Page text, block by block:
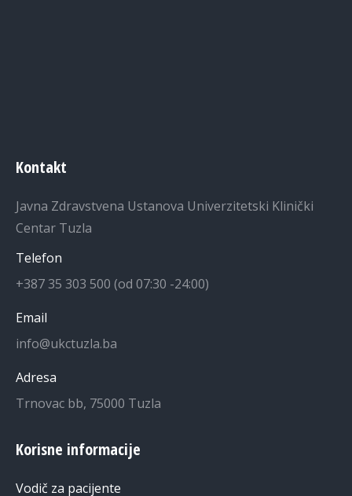
Kontakt
Javna Zdravstvena Ustanova Univerzitetski Klinički
Centar Tuzla
Telefon
+387 35 303 500 (od 07:30 -24:00)
Email
info@ukctuzla.ba
Adresa
Trnovac bb, 75000 Tuzla
Korisne informacije
Vodič za pacijente